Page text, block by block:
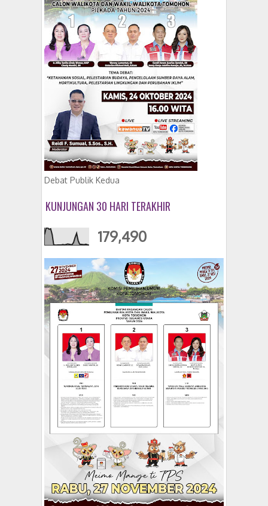
Debat Publik Kedua
KUNJUNGAN 30 HARI TERAKHIR
179,490